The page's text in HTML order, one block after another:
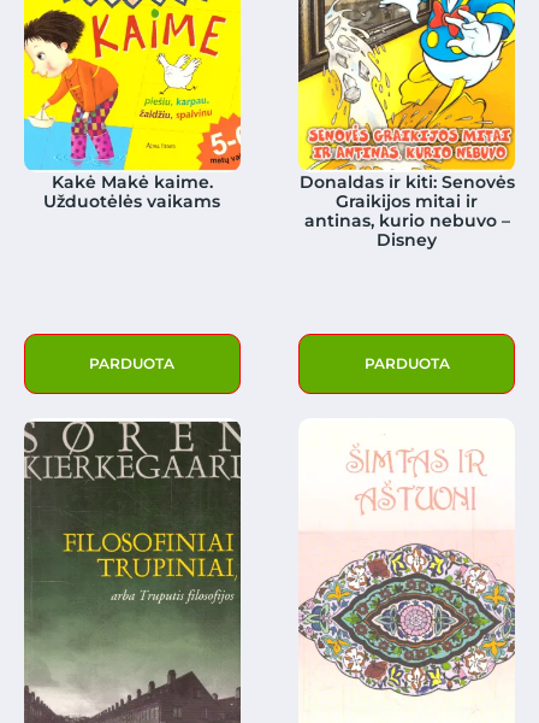
Kakė Makė kaime.
Užduotėlės vaikams
PARDUOTA
Donaldas ir kiti: Senovės
Graikijos mitai ir
antinas, kurio nebuvo –
Disney
PARDUOTA